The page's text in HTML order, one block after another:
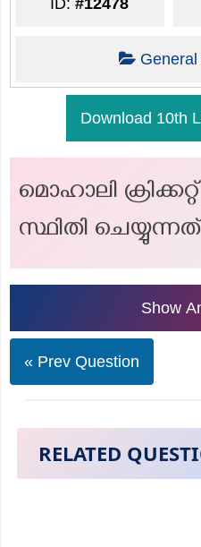
Download 10th
മൊഹാലി
സ്ഥിതി
Show
« Prev Question
RELATED